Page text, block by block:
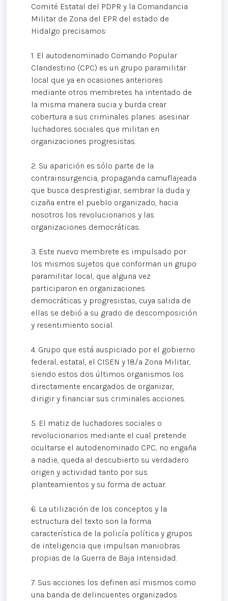
Comité Estatal del PDPR y la Comandancia
Militar de Zona del EPR del estado de
Hidalgo precisamos:
1. El autodenominado Comando Popular
Clandestino (CPC) es un grupo paramilitar
local que ya en ocasiones anteriores
mediante otros membretes ha intentado de
la misma manera sucia y burda crear
cobertura a sus criminales planes: asesinar
luchadores sociales que militan en
organizaciones progresistas.
2. Su aparición es sólo parte de la
contrainsurgencia, propaganda camuflajeada
que busca desprestigiar, sembrar la duda y
cizaña entre el pueblo organizado, hacia
nosotros los revolucionarios y las
organizaciones democráticas.
3. Este nuevo membrete es impulsado por
los mismos sujetos que conforman un grupo
paramilitar local, que alguna vez
participaron en organizaciones
democráticas y progresistas, cuya salida de
ellas se debió a su grado de descomposición
y resentimiento social.
4. Grupo que está auspiciado por el gobierno
federal, estatal, el CISEN y 18/a Zona Militar,
siendo estos dos últimos organismos los
directamente encargados de organizar,
dirigir y financiar sus criminales acciones.
5. El matiz de luchadores sociales o
revolucionarios mediante el cual pretende
ocultarse el autodenominado CPC, no engaña
a nadie, queda al descubierto su verdadero
origen y actividad tanto por sus
planteamientos y su forma de actuar.
6. La utilización de los conceptos y la
estructura del texto son la forma
característica de la policía política y grupos
de inteligencia que impulsan maniobras
propias de la Guerra de Baja Intensidad.
7. Sus acciones los definen así mismos como
una banda de delincuentes organizados